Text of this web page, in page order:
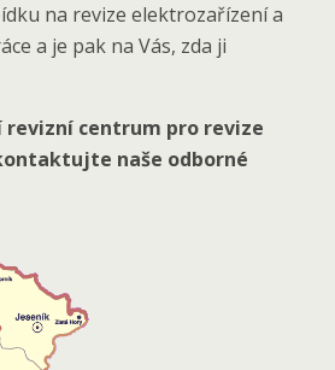
na revize elektrozařízení a
a je pak na Vás, zda ji
revizní centrum pro revize
naše odborné